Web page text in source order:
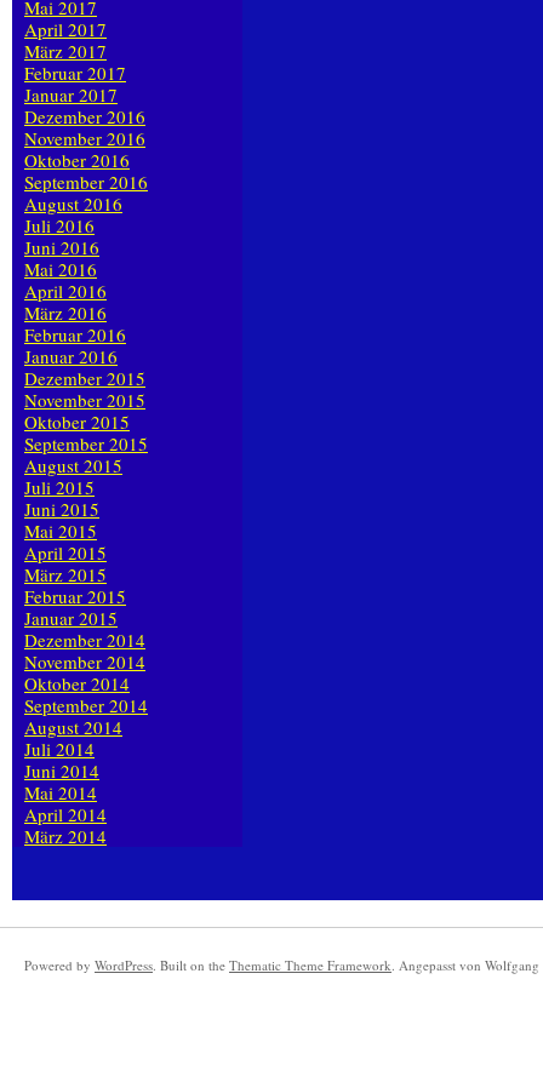
Mai 2017
April 2017
März 2017
Februar 2017
Januar 2017
Dezember 2016
November 2016
Oktober 2016
September 2016
August 2016
Juli 2016
Juni 2016
Mai 2016
April 2016
März 2016
Februar 2016
Januar 2016
Dezember 2015
November 2015
Oktober 2015
September 2015
August 2015
Juli 2015
Juni 2015
Mai 2015
April 2015
März 2015
Februar 2015
Januar 2015
Dezember 2014
November 2014
Oktober 2014
September 2014
August 2014
Juli 2014
Juni 2014
Mai 2014
April 2014
März 2014
Powered by WordPress. Built on the Thematic Theme Framework. Angepasst von